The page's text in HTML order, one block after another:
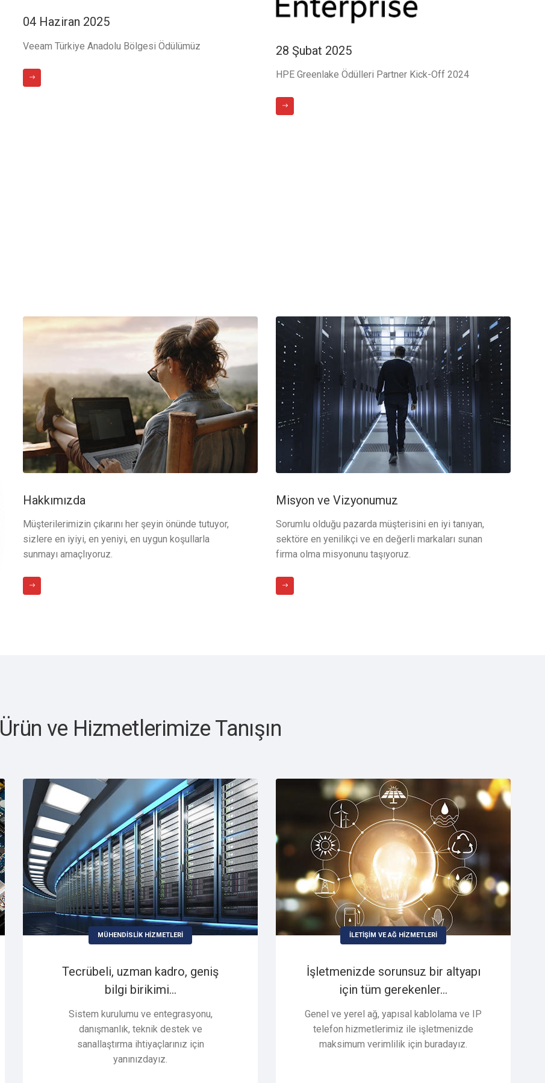
04 Haziran 2025
Veeam Türkiye Anadolu Bölgesi Ödülümüz 28 Şubat 2025
HPE Greenlake Ödülleri Partner Kick-Off 2024
Hakkımızda
Müşterilerimizin çıkarını her şeyin önünde tutuyor,
sizlere en iyiyi, en yeniyi, en uygun koşullarla
sunmayı amaçlıyoruz.
Misyon ve Vizyonumuz
Sorumlu olduğu pazarda müşterisini en iyi tanıyan,
sektöre en yenilikçi ve en değerli markaları sunan
firma olma misyonunu taşıyoruz.
Ürün ve Hizmetlerimize Tanışın
MÜHENDİSLİK HİZMETLERİ
Tecrübeli, uzman kadro, geniş
bilgi birikimi...
Sistem kurulumu ve entegrasyonu,
danışmanlık, teknik destek ve
sanallaştırma ihtiyaçlarınız için
yanınızdayız.
İLETİŞİM VE AĞ HİZMETLERİ
İşletmenizde sorunsuz bir altyapı
için tüm gerekenler...
Genel ve yerel ağ, yapısal kablolama ve IP
telefon hizmetlerimiz ile işletmenizde
maksimum verimlilik için buradayız.